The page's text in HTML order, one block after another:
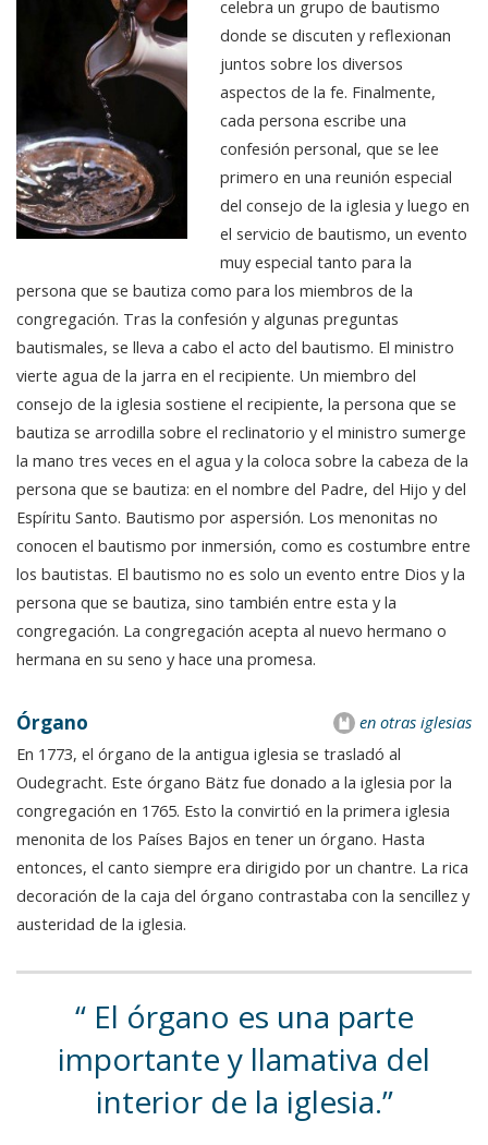
celebra un grupo de bautismo
donde se discuten y reflexionan
juntos sobre los diversos
aspectos de la fe. Finalmente,
cada persona escribe una
confesión personal, que se lee
primero en una reunión especial
del consejo de la iglesia y luego en
el servicio de bautismo, un evento
muy especial tanto para la
persona que se bautiza como para los miembros de la
congregación. Tras la confesión y algunas preguntas
bautismales, se lleva a cabo el acto del bautismo. El ministro
vierte agua de la jarra en el recipiente. Un miembro del
consejo de la iglesia sostiene el recipiente, la persona que se
bautiza se arrodilla sobre el reclinatorio y el ministro sumerge
la mano tres veces en el agua y la coloca sobre la cabeza de la
persona que se bautiza: en el nombre del Padre, del Hijo y del
Espíritu Santo. Bautismo por aspersión. Los menonitas no
conocen el bautismo por inmersión, como es costumbre entre
los bautistas. El bautismo no es solo un evento entre Dios y la
persona que se bautiza, sino también entre esta y la
congregación. La congregación acepta al nuevo hermano o
hermana en su seno y hace una promesa.
en otras iglesias
Órgano
En 1773, el órgano de la antigua iglesia se trasladó al
Oudegracht. Este órgano Bätz fue donado a la iglesia por la
congregación en 1765. Esto la convirtió en la primera iglesia
menonita de los Países Bajos en tener un órgano. Hasta
entonces, el canto siempre era dirigido por un chantre. La rica
decoración de la caja del órgano contrastaba con la sencillez y
austeridad de la iglesia.
El órgano es una parte
importante y llamativa del
interior de la iglesia.